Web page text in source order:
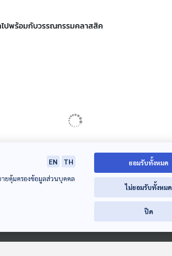
ไปพร้อมกับวรรณกรรมคลาสสิค
53:52 28:43
00:00:00
EN
TH
ายคุ้มครองข้อมูลส่วนบุคคล
ยอมรับทั้งหมด
ไม่ยอมรับทั้งหมด
ปิด